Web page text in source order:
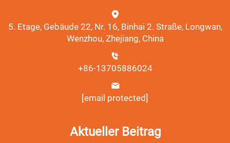
5. Etage, Gebäude 22, Nr. 16, Binhai 2. Straße, Longwan,
Wenzhou, Zhejiang, China
+86-13705886024
[email protected]
Aktueller Beitrag